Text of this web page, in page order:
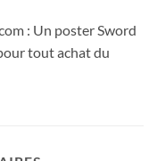
: Un poster Sword
tout achat du